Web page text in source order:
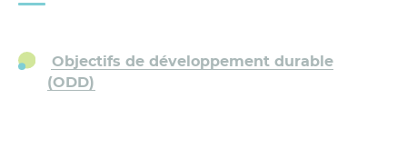
Objectifs de développement durable
(ODD)